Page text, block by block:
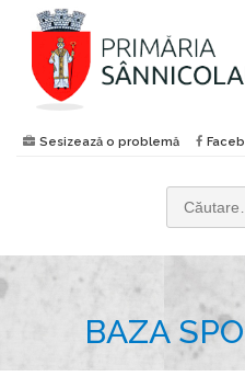
Sesizează o problemă
BAZA